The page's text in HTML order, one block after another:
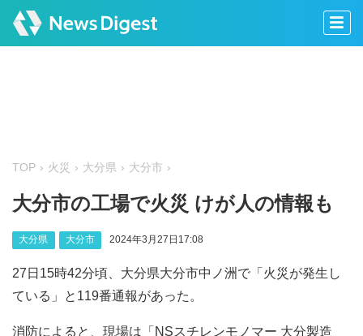
TOP 火災 大分県 大分市
大分市の工場で火災 けが人の情報も
大分県 大分市 2024年3月27日17:08
27日15時42分頃、大分県大分市中ノ洲で「火災が発生し
ている」と119番通報があった。
消防によると、現場は「NSスチレンモノマー 大分製造